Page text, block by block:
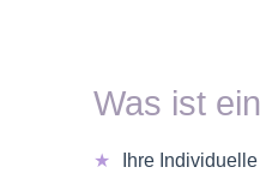
Was ist
Ihre